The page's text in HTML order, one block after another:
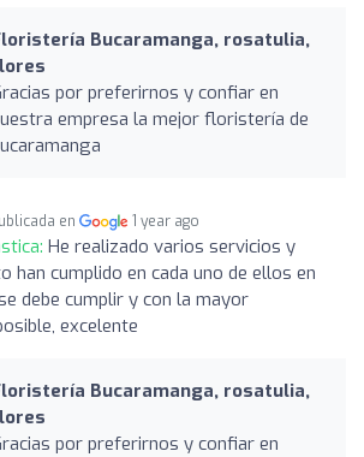
Bucaramanga, rosatulia,
por preferirnos y confiar en
empresa la mejor floristería de
en 1 year ago
He realizado varios servicios y
han cumplido en cada uno de ellos en
debe cumplir y con la mayor
excelente
Bucaramanga, rosatulia,
por preferirnos y confiar en